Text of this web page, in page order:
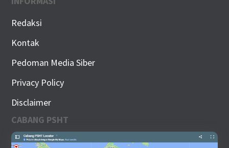
Redaksi
Kontak
Pedoman Media Siber
Privacy Policy
Disclaimer
CABANG PSHT